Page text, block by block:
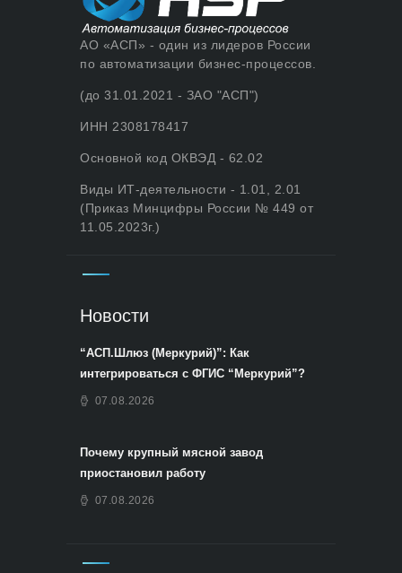
АО «АСП» - один из лидеров России
по автоматизации бизнес-процессов.
(до 31.01.2021 - ЗАО "АСП")
ИНН 2308178417
Основной код ОКВЭД - 62.02
Виды ИТ-деятельности - 1.01, 2.01
(Приказ Минцифры России № 449 от
11.05.2023г.)
Новости
“АСП.Шлюз (Меркурий)”: Как
интегрироваться с ФГИС “Меркурий”?
07.08.2026
Почему крупный мясной завод
приостановил работу
07.08.2026